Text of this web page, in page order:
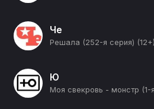
Че
Решала (252-я серия) (12+)
Ю
Моя свекровь - монстр (1-